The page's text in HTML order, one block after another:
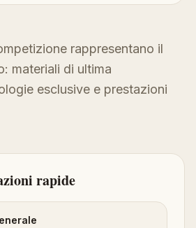
rappresentano il
materiali di ultima
esclusive e prestazioni
rapide